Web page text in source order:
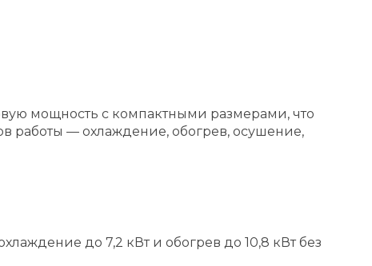
мощность с компактными размерами, что
работы — охлаждение, обогрев, осушение,
до 7,2 кВт и обогрев до 10,8 кВт без